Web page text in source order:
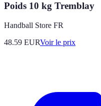
Poids 10 kg Tremblay
Handball Store FR
48.59 EURVoir le prix